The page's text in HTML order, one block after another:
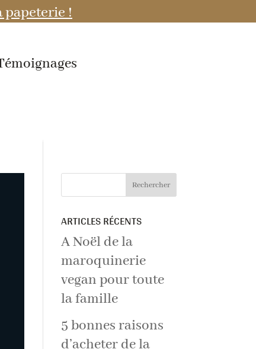
papeterie !
ARTICLES RÉCENTS
A Noël de la
maroquinerie
vegan pour toute
la famille
5 bonnes raisons
d’acheter de la